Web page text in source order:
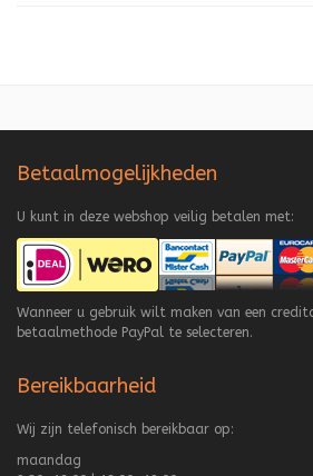
Betaalmogelijkheden
U kunt in deze webshop veilig betalen met:
Wanneer u gebruik wilt maken van een
betaalmethode PayPal te selecteren.
Bereikbaarheid
Wij zijn telefonisch bereikbaar op:
maandag